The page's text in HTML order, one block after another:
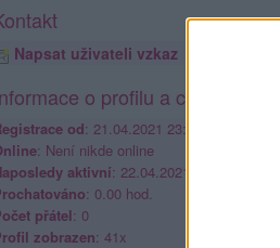
Napsat uživateli vzkaz
o profilu a chatu
od: 21.04.2021 23:09
: Není nikde online
aktivní: 22.04.2021 20:33
: 0.00 hod.
přátel: 0
zobrazen: 41x